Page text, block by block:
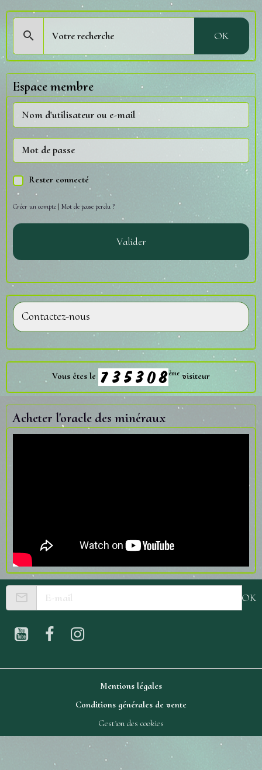
OK
Espace membre
Rester connecté
Créer un compte | Mot de passe perdu ?
Valider
Contactez-nous
Vous êtes le ème visiteur
Acheter l'oracle des minéraux
OK
Mentions légales
Conditions générales de vente
Gestion des cookies